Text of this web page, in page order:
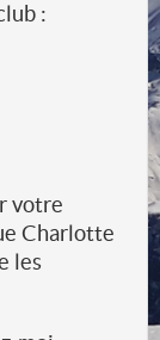
:
votre
Charlotte
les